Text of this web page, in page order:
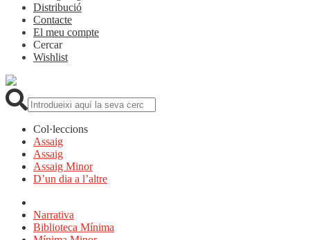
Distribució
Contacte
El meu compte
Cercar
Wishlist
Col·leccions
Assaig
Assaig
Assaig Minor
D’un dia a l’altre
Narrativa
Biblioteca Mínima